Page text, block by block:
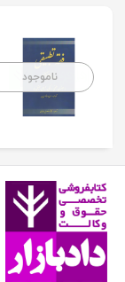
ناموجود